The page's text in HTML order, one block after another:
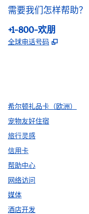
需要我们怎样帮助？
电话:
+1-800-欢朋
全球电话号码 ,
希尔顿礼品卡（欧洲）
宠物友好住宿
旅行灵感
信用卡
帮助中心
网络访问
媒体
酒店开发